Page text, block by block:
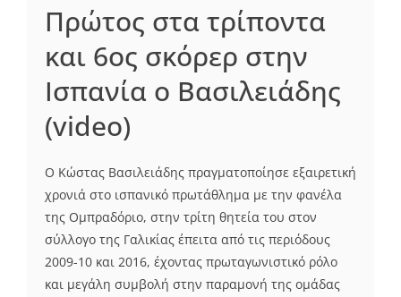
Πρώτος στα τρίποντα
και 6ος σκόρερ στην
Ισπανία ο Βασιλειάδης
(video)
Ο Κώστας Βασιλειάδης πραγματοποίησε εξαιρετική
χρονιά στο ισπανικό πρωτάθλημα με την φανέλα
της Ομπραδόριο, στην τρίτη θητεία του στον
σύλλογο της Γαλικίας έπειτα από τις περιόδους
2009-10 και 2016, έχοντας πρωταγωνιστικό ρόλο
και μεγάλη συμβολή στην παραμονή της ομάδας